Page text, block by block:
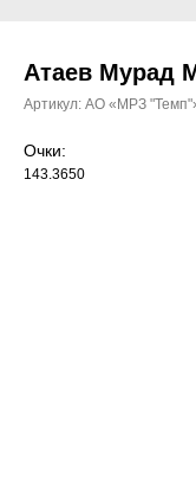
Атаев Мурад
Артикул: АО «МРЗ
Очки:
143.3650